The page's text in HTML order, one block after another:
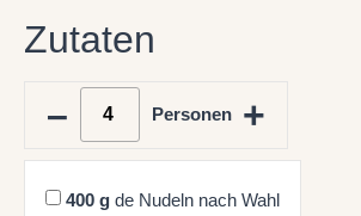
Zutaten
–
Personen +
400 g de Nudeln nach Wahl